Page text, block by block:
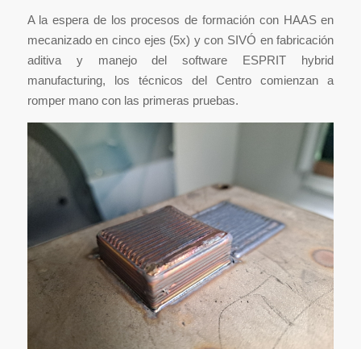
A la espera de los procesos de formación con HAAS en
mecanizado en cinco ejes (5x) y con SIVÓ en fabricación
aditiva y manejo del software ESPRIT hybrid
manufacturing, los técnicos del Centro comienzan a
romper mano con las primeras pruebas.